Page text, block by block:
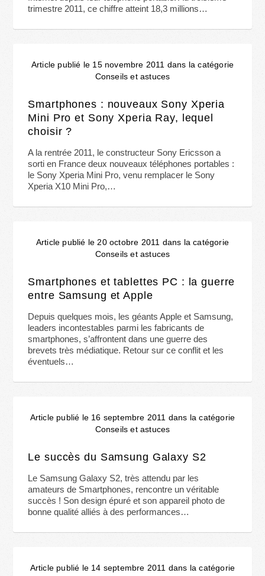
trimestre 2011, ce chiffre atteint 18,3 millions…
Article publié le 15 novembre 2011 dans la catégorie
Conseils et astuces
Smartphones : nouveaux Sony Xperia
Mini Pro et Sony Xperia Ray, lequel
choisir ?
A la rentrée 2011, le constructeur Sony Ericsson a
sorti en France deux nouveaux téléphones portables :
le Sony Xperia Mini Pro, venu remplacer le Sony
Xperia X10 Mini Pro,…
Article publié le 20 octobre 2011 dans la catégorie
Conseils et astuces
Smartphones et tablettes PC : la guerre
entre Samsung et Apple
Depuis quelques mois, les géants Apple et Samsung,
leaders incontestables parmi les fabricants de
smartphones, s’affrontent dans une guerre des
brevets très médiatique. Retour sur ce conflit et les
éventuels…
Article publié le 16 septembre 2011 dans la catégorie
Conseils et astuces
Le succès du Samsung Galaxy S2
Le Samsung Galaxy S2, très attendu par les
amateurs de Smartphones, rencontre un véritable
succès ! Son design épuré et son appareil photo de
bonne qualité alliés à des performances…
Article publié le 14 septembre 2011 dans la catégorie